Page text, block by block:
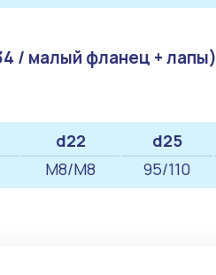
/ малый фланец + лапы)
d22 d25
M8/М8 95/110